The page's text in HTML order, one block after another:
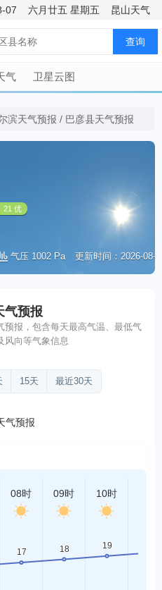
07 六月廿五 星期五 昆山天气
查询
气 卫星云图
滨天气预报 / 巴彦县天气预报
21 优
气压 1002 Pa 更新时间：2026-08-
气预报
预报，包含每天最高气温、最低气
风向等气象信息
15天 最近30天
气预报
08时 09时 10时